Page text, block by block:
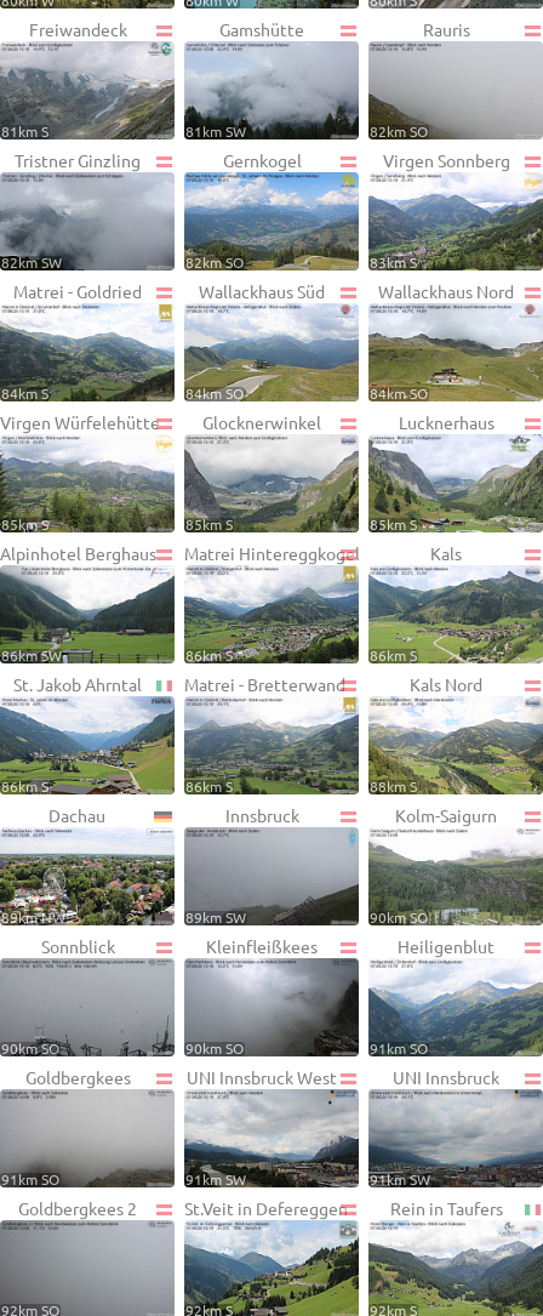
Freiwandeck
81km S
Gamshütte
81km SW
Rauris
82km SO
Tristner Ginzling
82km SW
Gernkogel
82km SO
Virgen Sonnberg
83km S
Matrei - Goldried
84km S
Wallackhaus Süd
84km SO
Wallackhaus Nord
84km SO
Virgen Würfelehütte
85km S
Glocknerwinkel
85km S
Lucknerhaus
85km S
Alpinhotel Berghaus
86km SW
Matrei Hintereggkogel
86km S
Kals
86km S
St. Jakob Ahrntal
86km S
Matrei - Bretterwand
86km S
Kals Nord
88km S
Dachau
89km NW
Innsbruck
89km SW
Kolm-Saigurn
90km SO
Sonnblick
90km SO
Kleinfleißkees
90km SO
Heiligenblut
91km SO
Goldbergkees
91km SO
UNI Innsbruck West
91km SW
UNI Innsbruck
91km SW
Goldbergkees 2
92km SO
St.Veit in Defereggen
92km S
Rein in Taufers
92km S